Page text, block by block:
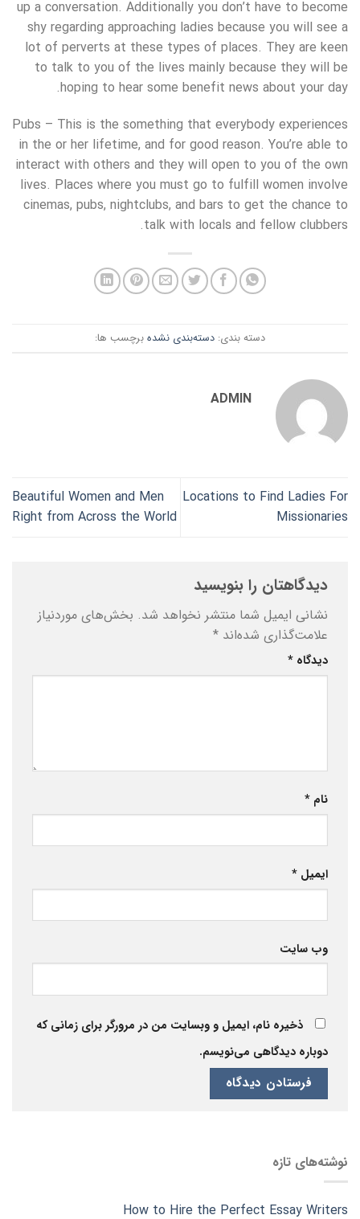
up a conversation. Additionally you don’t have to become
shy regarding approaching ladies because you will see a
lot of perverts at these types of places. They are keen
to talk to you of the lives mainly because they will be
hoping to hear some benefit news about your day.
Pubs – This is the something that everybody experiences
in the or her lifetime, and for good reason. You’re able to
interact with others and they will open to you of the own
lives. Places where you must go to fulfill women involve
cinemas, pubs, nightclubs, and bars to get the chance to
talk with locals and fellow clubbers.
دسته بندی: دسته‌بندی نشده برچسب ها:
ADMIN
Locations to Find Ladies For
Missionaries
Beautiful Women and Men
Right from Across the World
دیدگاهتان را بنویسید
نشانی ایمیل شما منتشر نخواهد شد. بخش‌های موردنیاز
علامت‌گذاری شده‌اند *
دیدگاه *
نام *
ایمیل *
وب‌ سایت
ذخیره نام، ایمیل و وبسایت من در مرورگر برای زمانی که
دوباره دیدگاهی می‌نویسم.
نوشته‌های تازه
How to Hire the Perfect Essay Writers